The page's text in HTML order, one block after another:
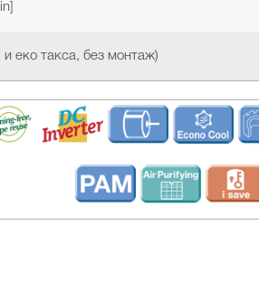
еко такса, без монтаж)